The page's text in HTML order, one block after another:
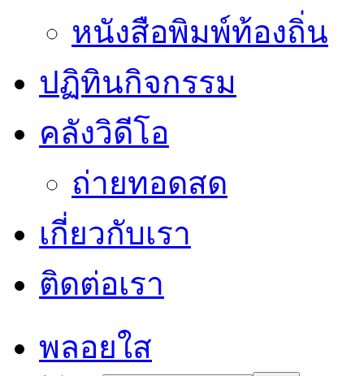
หนังสือพิมพ์ท้องถิ่น
ปฏิทินกิจกรรม
คลังวิดีโอ
ถ่ายทอดสด
เกี่ยวกับเรา
ติดต่อเรา
พลอยใส